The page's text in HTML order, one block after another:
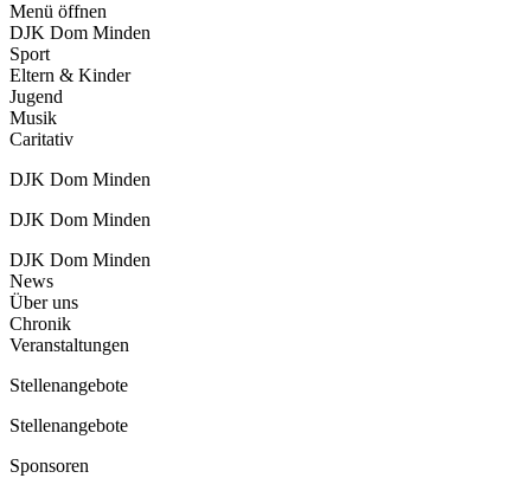
Menü öffnen
DJK Dom Minden
Sport
Eltern & Kinder
Jugend
Musik
Caritativ
DJK Dom Minden
DJK Dom Minden
DJK Dom Minden
News
Über uns
Chronik
Veranstaltungen
Stellenangebote
Stellenangebote
Sponsoren